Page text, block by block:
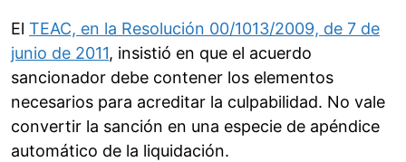
El TEAC, en la Resolución 00/1013/2009, de 7 de
junio de 2011, insistió en que el acuerdo
sancionador debe contener los elementos
necesarios para acreditar la culpabilidad. No vale
convertir la sanción en una especie de apéndice
automático de la liquidación.